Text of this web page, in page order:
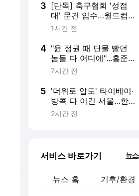
3 [단독] 축구협회 '성접
대' 문건 입수…월드컵·
올림픽 심판까지
1시간 전
4 "윤 정권 때 단물 빨던
놈들 다 어디에"...홍준표
"원희룡도 정치무상 느
7시간 전
5 '더위로 압도' 타이베이·
방콕 다 이긴 서울…한
반도 왜 이래
2시간 전
서비스 바로가기 뉴스
뉴스 홈 기후/환경